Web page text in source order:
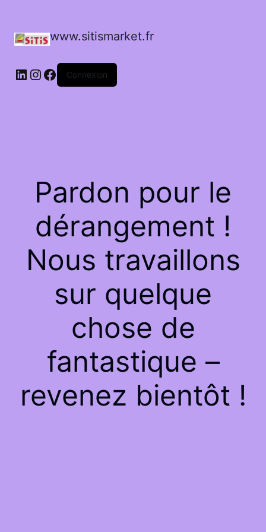
www.sitismarket.fr
LinkedIn
Instagram
Facebook
Connexion
Pardon pour le
dérangement !
Nous travaillons
sur quelque
chose de
fantastique –
revenez bientôt !